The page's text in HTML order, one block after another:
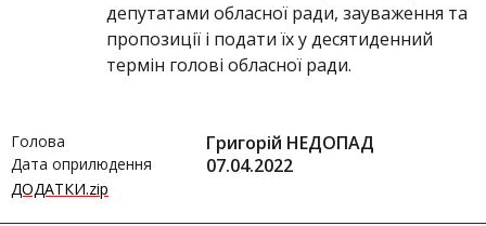
депутатами обласної ради, зауваження та
пропозиції і подати їх у десятиденний
термін голові обласної ради.
ДОДАТКИ.zip
Голова Григорій НЕДОПАД
Дата оприлюдення 07.04.2022